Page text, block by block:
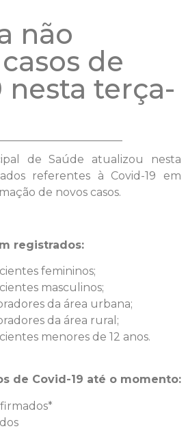
não
de
nesta terça-
de Saúde atualizou nesta
referentes à Covid-19 em
de novos casos.
registrados:
femininos;
masculinos;
da área urbana;
da área rural;
menores de 12 anos.
de Covid-19 até o momento: